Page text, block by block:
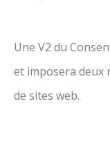
Une V2 du
et imposera deux
de sites web.